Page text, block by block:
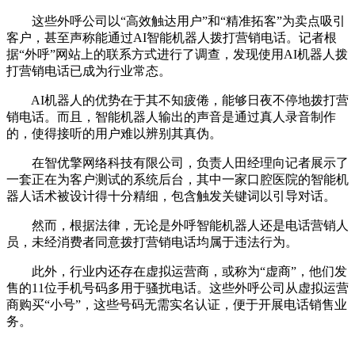
这些外呼公司以“高效触达用户”和“精准拓客”为卖点吸引
客户，甚至声称能通过AI智能机器人拨打营销电话。记者根
据“外呼”网站上的联系方式进行了调查，发现使用AI机器人拨
打营销电话已成为行业常态。
AI机器人的优势在于其不知疲倦，能够日夜不停地拨打营
销电话。而且，智能机器人输出的声音是通过真人录音制作
的，使得接听的用户难以辨别其真伪。
在智优擎网络科技有限公司，负责人田经理向记者展示了
一套正在为客户测试的系统后台，其中一家口腔医院的智能机
器人话术被设计得十分精细，包含触发关键词以引导对话。
然而，根据法律，无论是外呼智能机器人还是电话营销人
员，未经消费者同意拨打营销电话均属于违法行为。
此外，行业内还存在虚拟运营商，或称为“虚商”，他们发
售的11位手机号码多用于骚扰电话。这些外呼公司从虚拟运营
商购买“小号”，这些号码无需实名认证，便于开展电话销售业
务。